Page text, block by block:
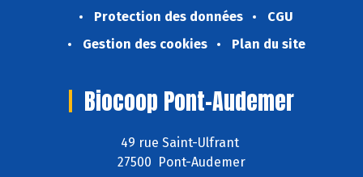
Protection des données
CGU
Gestion des cookies
Plan du site
Biocoop Pont-Audemer
49 rue Saint-Ulfrant
27500 Pont-Audemer